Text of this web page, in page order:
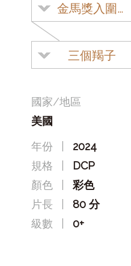
金馬獎入圍影片
三個羯子
國家/地區
美國
年份
2024
規格
DCP
顏色
彩色
片長
80 分
級數
0+